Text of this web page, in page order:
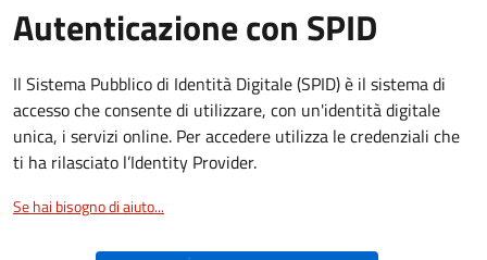
Autenticazione con SPID
Il Sistema Pubblico di Identità Digitale (SPID) è il sistema di
accesso che consente di utilizzare, con un'identità digitale
unica, i servizi online. Per accedere utilizza le credenziali che
ti ha rilasciato l’Identity Provider.
Se hai bisogno di aiuto...